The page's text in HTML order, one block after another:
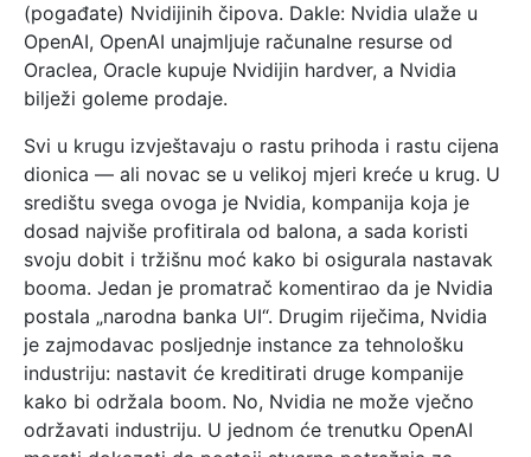
(pogađate) Nvidijinih čipova. Dakle: Nvidia ulaže u
OpenAI, OpenAI unajmljuje računalne resurse od
Oraclea, Oracle kupuje Nvidijin hardver, a Nvidia
bilježi goleme prodaje.
Svi u krugu izvještavaju o rastu prihoda i rastu cijena
dionica — ali novac se u velikoj mjeri kreće u krug. U
središtu svega ovoga je Nvidia, kompanija koja je
dosad najviše profitirala od balona, a sada koristi
svoju dobit i tržišnu moć kako bi osigurala nastavak
booma. Jedan je promatrač komentirao da je Nvidia
postala „narodna banka UI“. Drugim riječima, Nvidia
je zajmodavac posljednje instance za tehnološku
industriju: nastavit će kreditirati druge kompanije
kako bi održala boom. No, Nvidia ne može vječno
održavati industriju. U jednom će trenutku OpenAI